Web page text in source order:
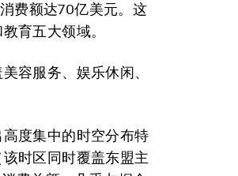
费额达70亿美元。这
育五大领域。
容服务、娱乐休闲、
度集中的时空分布特
时区同时覆盖东盟主